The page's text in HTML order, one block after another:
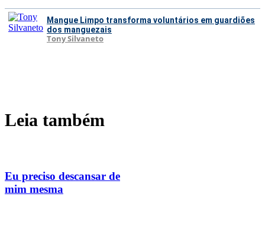
Mangue Limpo transforma voluntários em guardiões
dos manguezais
Tony Silvaneto
Leia também
Eu preciso descansar de
mim mesma